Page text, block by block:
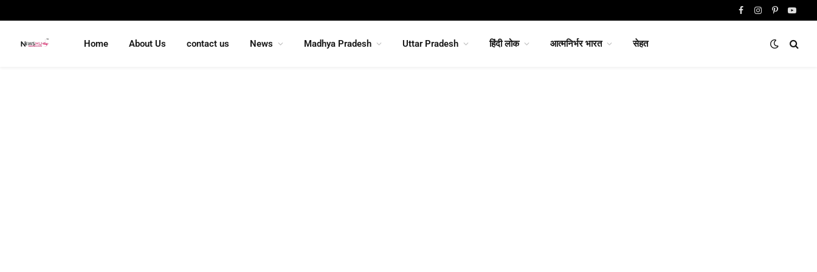
FacebookInstagram
Pinterest
Home About Us contact us News Madhya Pradesh Uttar Pradesh हिंदी लोक आत्मनिर्भर भारत सेहत